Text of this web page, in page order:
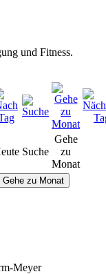
und Fitness.
Suche
Gehe
zu
Monat
Gehe zu Monat
Meyer